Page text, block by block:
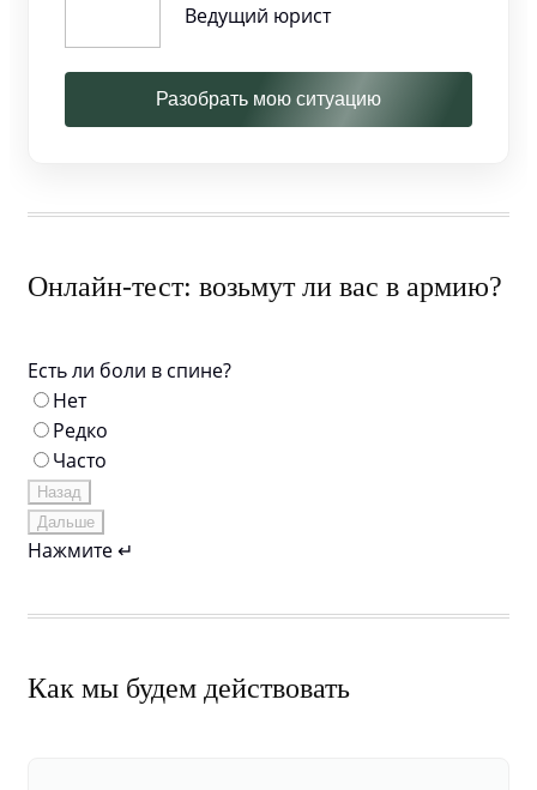
Ведущий юрист
Разобрать мою ситуацию
Онлайн-тест: возьмут ли вас в армию?
Есть ли боли в спине?
Нет
Редко
Часто
Назад
Дальше
Нажмите ↵
Как мы будем действовать